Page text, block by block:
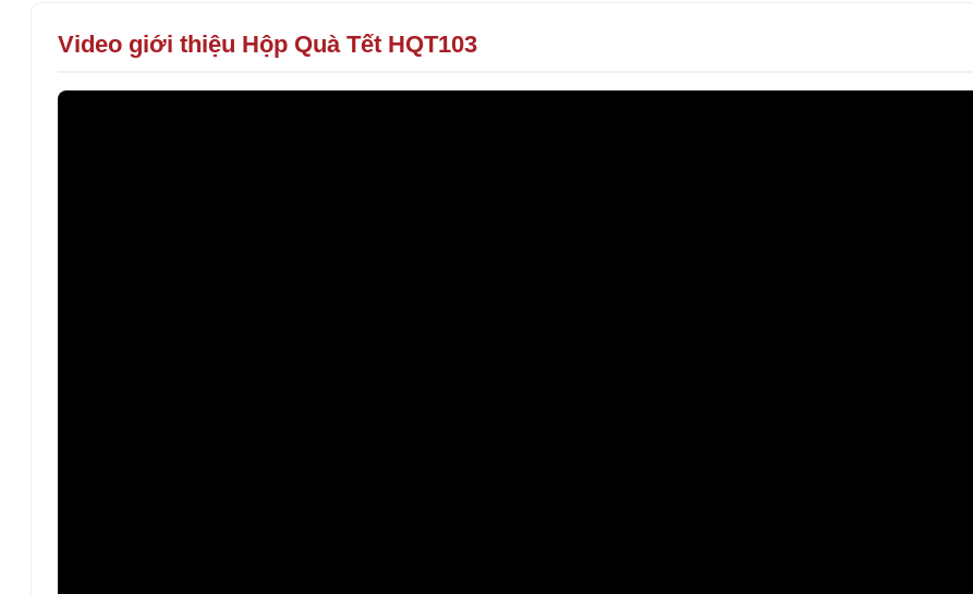
Video giới thiệu Hộp Quà Tết HQT103